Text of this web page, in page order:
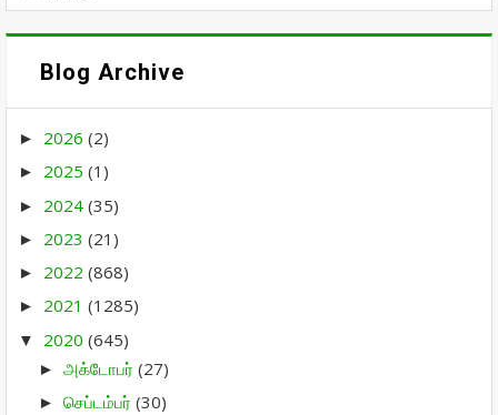
Blog Archive
► 2026 (2)
► 2025 (1)
► 2024 (35)
► 2023 (21)
► 2022 (868)
► 2021 (1285)
▼ 2020 (645)
► அக்டோபர் (27)
► செப்டம்பர் (30)